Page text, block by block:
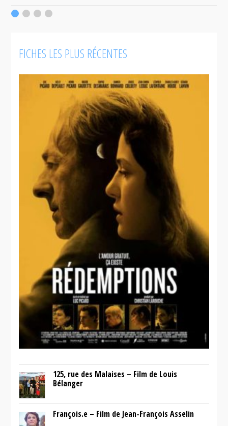
FICHES LES PLUS RÉCENTES
125, rue des Malaises – Film de Louis
Bélanger
François.e – Film de Jean-François Asselin